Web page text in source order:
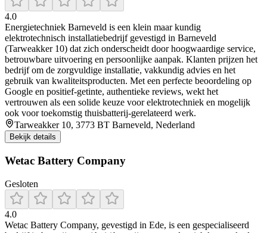
4.0
Energietechniek Barneveld is een klein maar kundig
elektrotechnisch installatiebedrijf gevestigd in Barneveld
(Tarweakker 10) dat zich onderscheidt door hoogwaardige service,
betrouwbare uitvoering en persoonlijke aanpak. Klanten prijzen het
bedrijf om de zorgvuldige installatie, vakkundig advies en het
gebruik van kwaliteitsproducten. Met een perfecte beoordeling op
Google en positief-getinte, authentieke reviews, wekt het
vertrouwen als een solide keuze voor elektrotechniek en mogelijk
ook voor toekomstig thuisbatterij-gerelateerd werk.
Tarweakker 10, 3773 BT Barneveld, Nederland
Bekijk details
Wetac Battery Company
Gesloten
4.0
Wetac Battery Company, gevestigd in Ede, is een gespecialiseerd